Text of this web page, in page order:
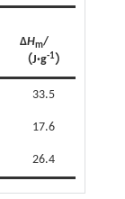
∆Hm/
（J·g-1）
33.5
17.6
26.4